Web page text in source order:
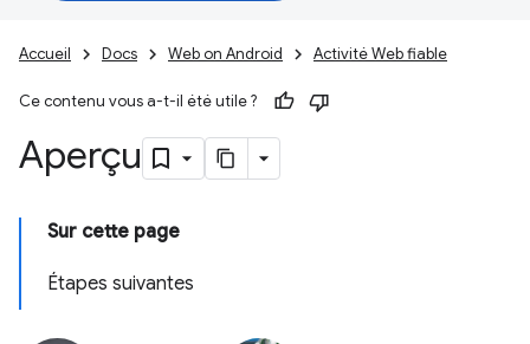
Accueil Docs Web on Android Activité Web fiable
Ce contenu vous a-t-il été utile ?
Aperçu
Sur cette page
Étapes suivantes